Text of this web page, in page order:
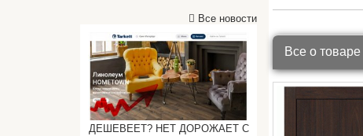
Все новости
ДЕШЕВЕЕТ? НЕТ ДОРОЖАЕТ C
Все о товаре